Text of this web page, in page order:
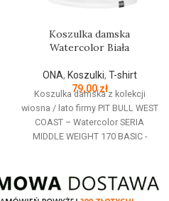
Koszulka damska
Watercolor Biała
ONA, Koszulki, T-shirt
79,00zł
Koszulka damska z kolekcji
wiosna / lato firmy PIT BULL WEST
COAST – Watercolor SERIA
MIDDLE WEIGHT 170 BASIC -
T-Shirt wykonany z najwyższej
jakości bawełny o gramaturze 170